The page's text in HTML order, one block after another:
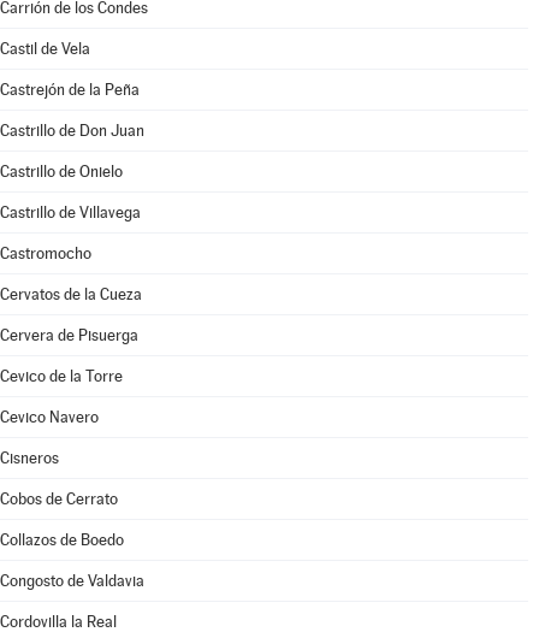
Carrión de los Condes
Castil de Vela
Castrejón de la Peña
Castrillo de Don Juan
Castrillo de Onielo
Castrillo de Villavega
Castromocho
Cervatos de la Cueza
Cervera de Pisuerga
Cevico de la Torre
Cevico Navero
Cisneros
Cobos de Cerrato
Collazos de Boedo
Congosto de Valdavia
Cordovilla la Real